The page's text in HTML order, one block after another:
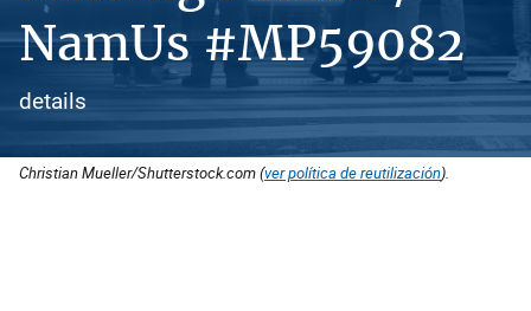
NamUs #MP59082
details
Christian Mueller/Shutterstock.com (ver política de reutilización).